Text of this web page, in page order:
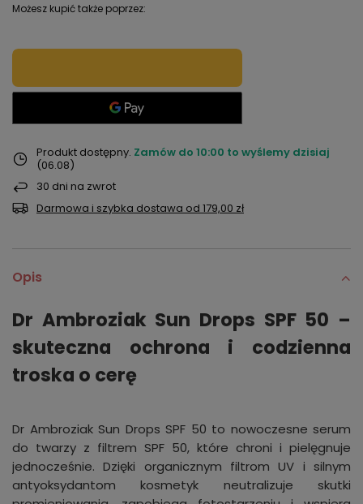
Możesz kupić także poprzez:
Produkt dostępny Zamów do 10:00 to wyślemy dzisiaj
(06.08)
30 dni na zwrot
Darmowa i szybka dostawa od 179,00 zł
Opis
Dr Ambroziak Sun Drops SPF 50 –
skuteczna ochrona i codzienna
troska o cerę
Dr Ambroziak Sun Drops SPF 50 to nowoczesne serum
do twarzy z filtrem SPF 50, które chroni i pielęgnuje
jednocześnie. Dzięki organicznym filtrom UV i silnym
antyoksydantom kosmetyk neutralizuje skutki